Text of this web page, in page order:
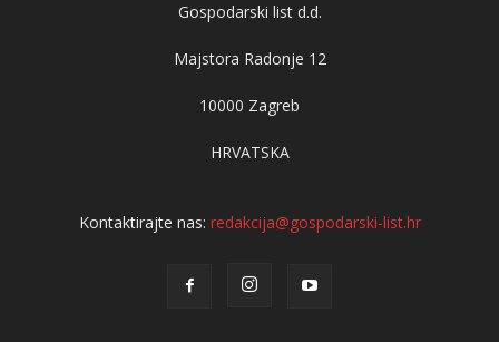
Gospodarski list d.d.
Majstora Radonje 12
10000 Zagreb
HRVATSKA
Kontaktirajte nas: redakcija@gospodarski-list.hr